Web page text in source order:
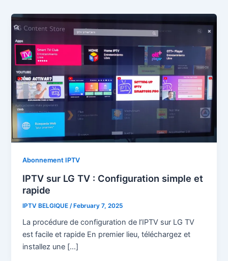
Abonnement IPTV
IPTV sur LG TV : Configuration simple et
rapide
IPTV BELGIQUE /February 7, 2025
La procédure de configuration de l’IPTV sur LG TV
est facile et rapide En premier lieu, téléchargez et
installez une […]